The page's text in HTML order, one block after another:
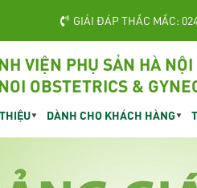
GIẢI ĐÁP THẮC MẮC:
VIỆN PHỤ SẢN HÀ NỘI
OBSTETRICS &
DÀNH CHO KHÁCH HÀNG